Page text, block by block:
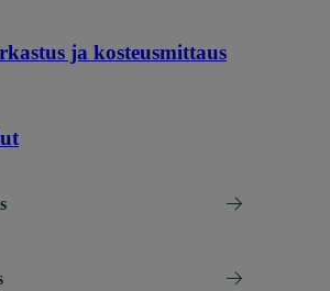
ja kosteusmittaus